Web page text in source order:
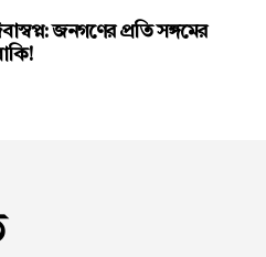
জনগণের প্রতি সঙ্গমের